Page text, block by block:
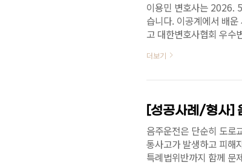
이용민 변호사는 2026.
습니다. 이공계에서 배
고 대한변호사협회 우수
받는 상이라는 점에서 더
국립부경대학교(총장 배
관에서 제11회 홈커밍..
더보기
음주운전은 단순히 도로
통사고가 발생하고 피해
특례법위반까지 함께 문